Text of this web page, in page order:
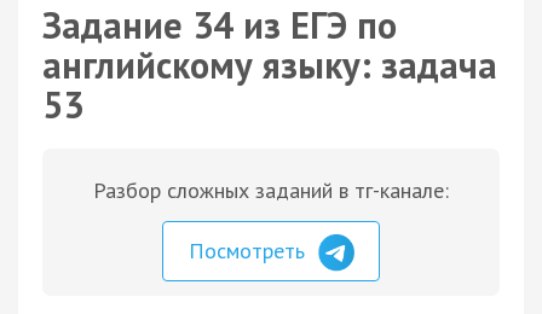
Задание 34 из ЕГЭ по
английскому языку: задача
53
Разбор сложных заданий в тг-канале:
Посмотреть